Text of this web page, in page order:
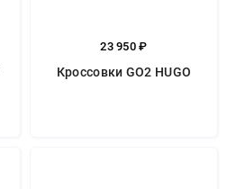
23 950 ₽
Кроссовки GO2 HUGO